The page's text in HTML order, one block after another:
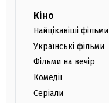
Кіно
Найцікавіші фільми
Українські фільми
Фільми на вечір
Комедії
Серіали